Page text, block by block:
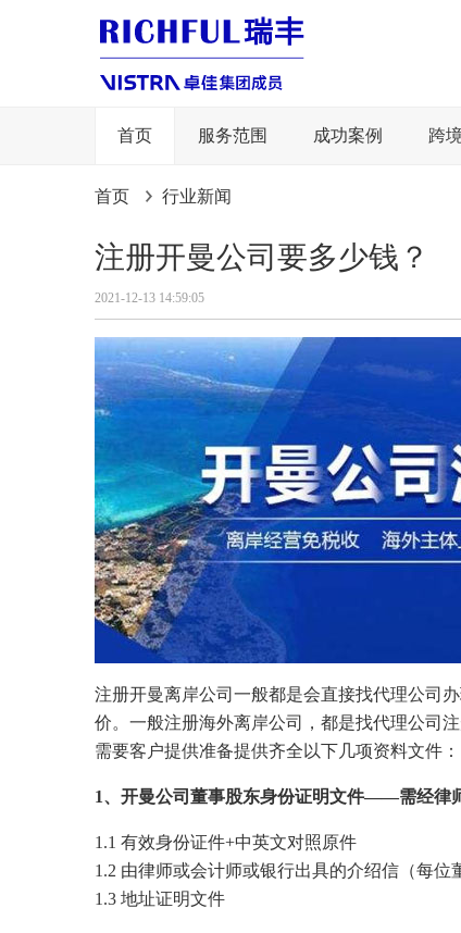
首页 服务范围 成功案例 跨
首页 行业新闻
注册开曼公司要多少钱？
2021-12-13 14:59:05
注册开曼离岸公司一般都是会直接找代理公司
价。一般注册海外离岸公司，都是找代理公司
需要客户提供准备提供齐全以下几项资料文件：
1、开曼公司董事股东身份证明文件——需经律
1.1 有效身份证件+中英文对照原件
1.2 由律师或会计师或银行出具的介绍信（每位
1.3 地址证明文件